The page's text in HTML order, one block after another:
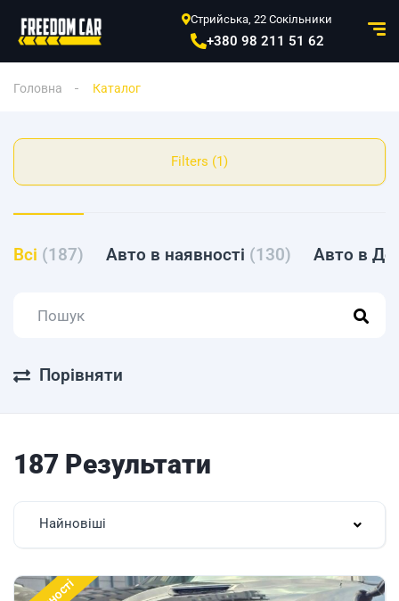
Стрийська, 22 Сокільники
+380 98 211 51 62
Головна Каталог
Filters (1)
Всі (187) Авто в наявності (130) Авто в
Порівняти
187 Результати
Найновіші